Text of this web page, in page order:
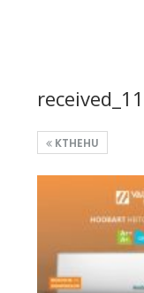
KTHEHU